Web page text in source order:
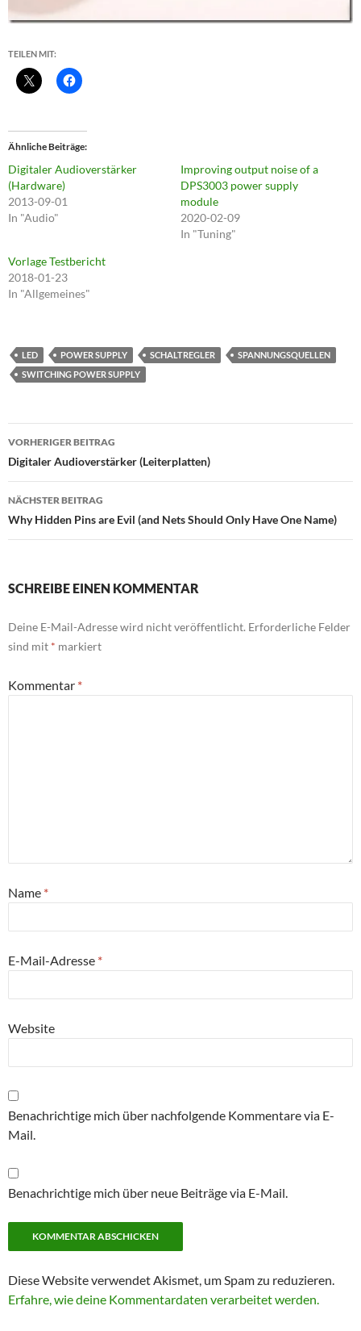
TEILEN MIT:
Ähnliche Beiträge
Digitaler Audioverstärker
(Hardware)
2013-09-01
In "Audio"
Improving output noise of a
DPS3003 power supply
module
2020-02-09
In "Tuning"
Vorlage Testbericht
2018-01-23
In "Allgemeines"
LED POWER SUPPLY SCHALTREGLER
SPANNUNGSQUELLEN
SWITCHING POWER SUPPLY
Beitragsnavigation
VORHERIGER BEITRAG
Digitaler Audioverstärker (Leiterplatten)
NÄCHSTER BEITRAG
Why Hidden Pins are Evil (and Nets Should Only Have One Name)
SCHREIBE EINEN KOMMENTAR
Deine E-Mail-Adresse wird nicht veröffentlicht. Erforderliche Felder
sind mit * markiert
Kommentar *
Name *
E-Mail-Adresse *
Website
Benachrichtige mich über nachfolgende Kommentare via E-
Mail.
Benachrichtige mich über neue Beiträge via E-Mail.
Diese Website verwendet Akismet, um Spam zu reduzieren.
Erfahre, wie deine Kommentardaten verarbeitet werden.